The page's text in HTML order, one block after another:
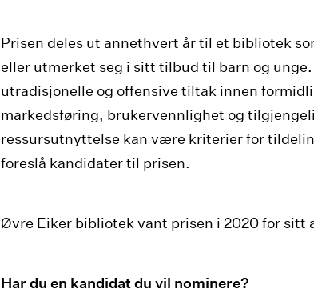
Prisen deles ut annethvert år til et bibliotek
eller utmerket seg i sitt tilbud til barn og
utradisjonelle og offensive tiltak innen
markedsføring, brukervennlighet og
ressursutnyttelse kan være kriterier for
foreslå kandidater til prisen.
Øvre Eiker bibliotek vant prisen i 2020 for sitt
Har du en kandidat du vil nominere?